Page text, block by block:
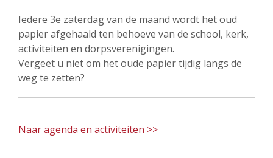
Iedere 3e zaterdag van de maand wordt het oud
papier afgehaald ten behoeve van de school, kerk,
activiteiten en dorpsverenigingen.
Vergeet u niet om het oude papier tijdig langs de
weg te zetten?
Naar agenda en activiteiten >>